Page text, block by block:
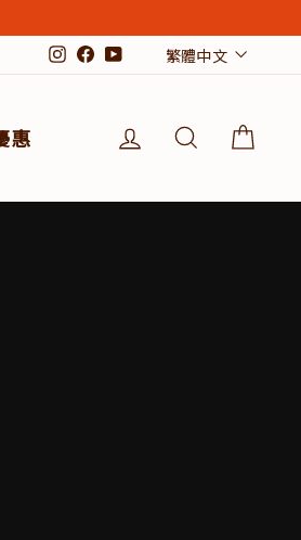
Instagram
Facebook
YouTube繁體中文
惠 登入 搜索結果